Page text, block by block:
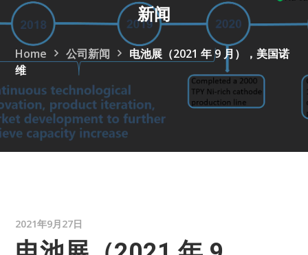
新闻
Home 公司新闻
电池展（2021 年 9 月），美国诺
维
2021年9月27日